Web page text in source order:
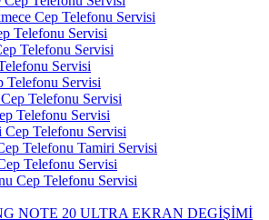
Cep Telefonu Servisi
Telefonu Servisi
Telefonu Servisi
Servisi
Telefonu Servisi
Telefonu Servisi
Telefonu Servisi
Cep Telefonu Servisi
Telefonu Tamiri Servisi
Telefonu Servisi
Cep Telefonu Servisi
NOTE 20 ULTRA EKRAN DEGİŞİMİ